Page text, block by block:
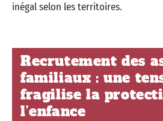
inégal selon les territoires.
Recrutement des
familiaux : une
fragilise la
l’enfance